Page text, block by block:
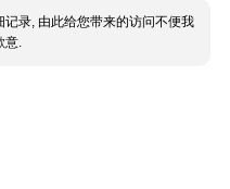
记录, 由此给您带来的访问不便我
意.